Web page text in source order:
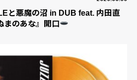
と悪魔の沼 in DUB feat. 内田直
まのあな』開口